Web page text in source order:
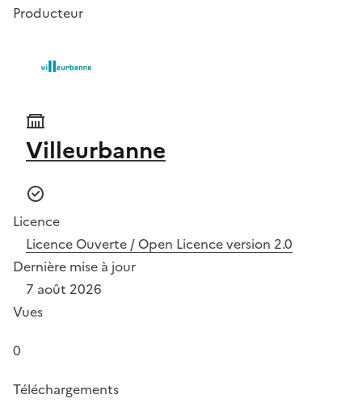
Producteur
Villeurbanne
Licence
Licence Ouverte / Open Licence version 2.0
Dernière mise à jour
7 août 2026
Vues
0
Téléchargements